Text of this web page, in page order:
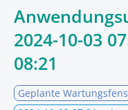
2024-10-03
08:21
Geplante